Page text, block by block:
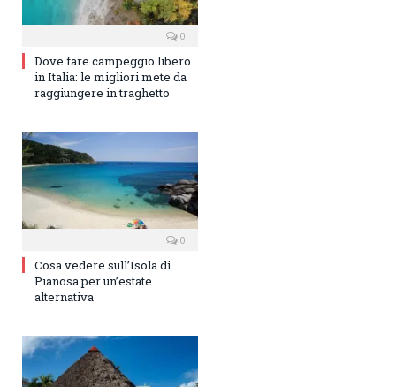
0
Dove fare campeggio libero
in Italia: le migliori mete da
raggiungere in traghetto
0
Cosa vedere sull’Isola di
Pianosa per un’estate
alternativa